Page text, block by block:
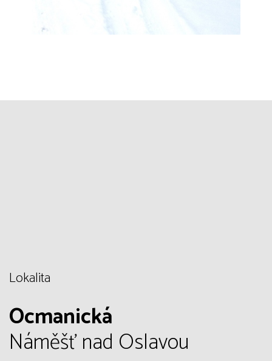
Lokalita
Ocmanická
Náměšť nad Oslavou